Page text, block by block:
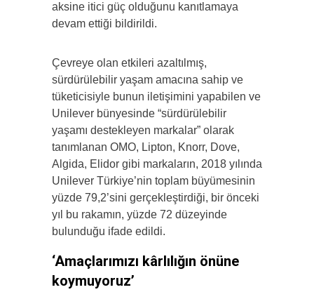
aksine itici güç olduğunu kanıtlamaya
devam ettiği bildirildi.
Çevreye olan etkileri azaltılmış,
sürdürülebilir yaşam amacına sahip ve
tüketicisiyle bunun iletişimini yapabilen ve
Unilever bünyesinde “sürdürülebilir
yaşamı destekleyen markalar” olarak
tanımlanan OMO, Lipton, Knorr, Dove,
Algida, Elidor gibi markaların, 2018 yılında
Unilever Türkiye’nin toplam büyümesinin
yüzde 79,2’sini gerçekleştirdiği, bir önceki
yıl bu rakamın, yüzde 72 düzeyinde
bulunduğu ifade edildi.
‘Amaçlarımızı kârlılığın önüne
koymuyoruz’